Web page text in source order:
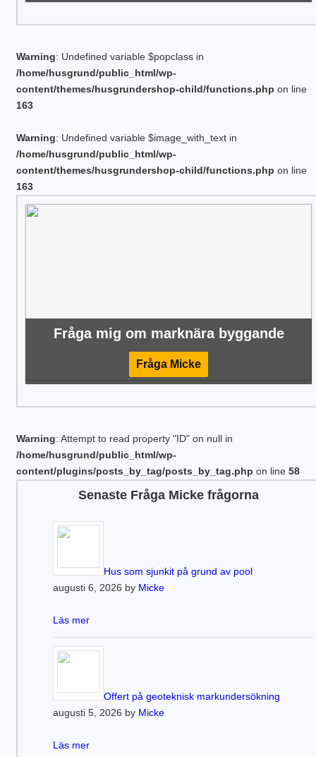
Warning: Undefined variable $popclass in
/home/husgrund/public_html/wp-
content/themes/husgrundershop-child/functions.php on line
163
Warning: Undefined variable $image_with_text in
/home/husgrund/public_html/wp-
content/themes/husgrundershop-child/functions.php on line
163
Fråga mig om marknära byggande
Fråga Micke
Warning: Attempt to read property "ID" on null in
/home/husgrund/public_html/wp-
content/plugins/posts_by_tag/posts_by_tag.php on line 58
Senaste Fråga Micke frågorna
Hus som sjunkit på grund av pool
augusti 6, 2026 by Micke
Läs mer
Offert på geoteknisk markundersökning
augusti 5, 2026 by Micke
Läs mer